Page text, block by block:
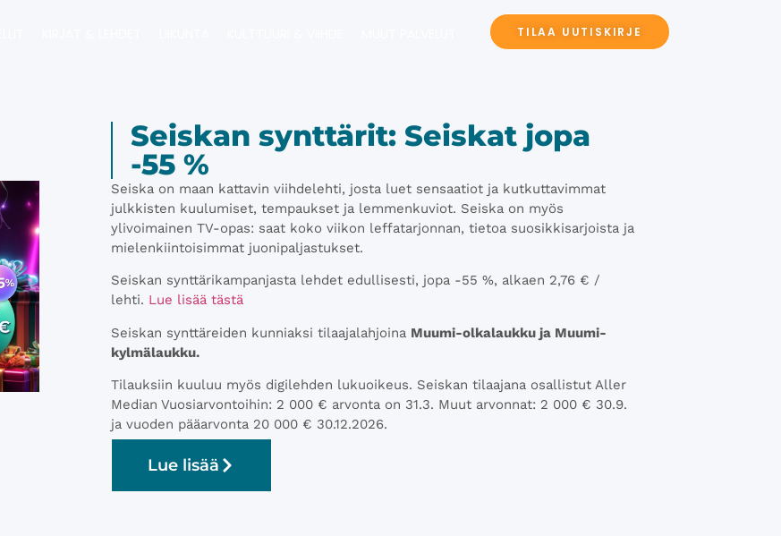
TILAA UUTISKIRJE
Seiskan synttärit: Seiskat jopa
-55 %
Seiska on maan kattavin viihdelehti, josta luet sensaatiot ja kutkuttavimmat
julkkisten kuulumiset, tempaukset ja lemmenkuviot. Seiska on myös
ylivoimainen TV-opas: saat koko viikon leffatarjonnan, tietoa suosikkisarjoista ja
mielenkiintoisimmat juonipaljastukset.
Seiskan synttärikampanjasta lehdet edullisesti, jopa -55 %, alkaen 2,76 € /
lehti. Lue lisää tästä
Seiskan synttäreiden kunniaksi tilaajalahjoina Muumi-olkalaukku ja Muumi-
kylmälaukku.
Tilauksiin kuuluu myös digilehden lukuoikeus. Seiskan tilaajana osallistut Aller
Median Vuosiarvontoihin: 2 000 € arvonta on 31.3. Muut arvonnat: 2 000 € 30.9.
ja vuoden pääarvonta 20 000 € 30.12.2026.
Lue lisää